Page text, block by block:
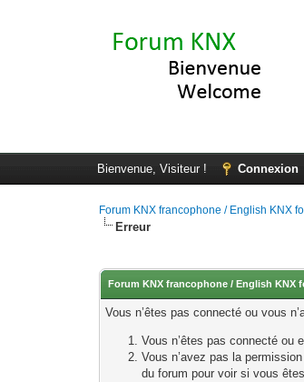
Bienvenue, Visiteur ! Connexion
Forum KNX francophone / English KNX
Erreur
Forum KNX francophone / English KNX
Vous n’êtes pas connecté ou vous
Vous n’êtes pas connecté ou
Vous n’avez pas la
du forum pour voir si vous